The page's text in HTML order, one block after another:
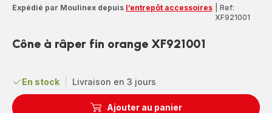
Expédié par Moulinex depuis l’entrepôt accessoires
Ref:
XF921001
Cône à râper fin orange XF921001
En stock Livraison en 3 jours
Ajouter au panier